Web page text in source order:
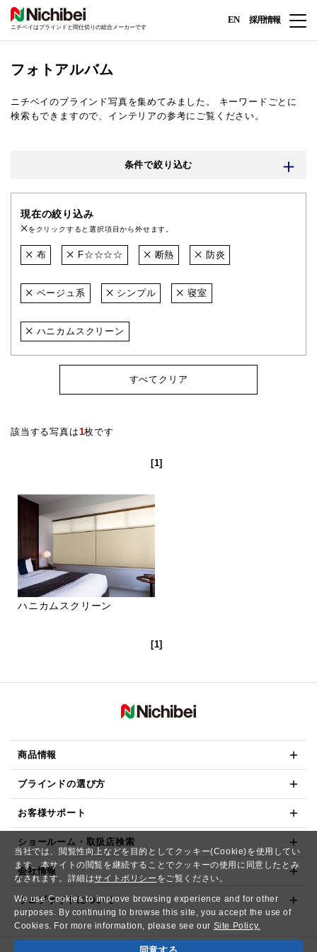
当社では、閲覧性向上などを目的としてクッキー(Cookie)を使用してい
ます。本サイトの閲覧を継続することでクッキーの使用に同意したとみ
なされます。詳細はサイトポリシー をご覧ください。
We use Cookies to improve browsing experience and for other
purposes. By continuing to browse this site, you accept the use of
Cookies. For more information, please see our Site Policy.
ニチベイはブラインドと間仕切りの総合メーカーです
EN 採用情報
フォトアルバム
ニチベイのブラインド写真を集めてみました。
キーワードごとに
検索もできますので、インテリアの参考にご覧ください。
条件で絞り込む
現在の絞り込み
をクリックすると選択項目から外せます。
布 F☆☆☆☆ 断熱 防炎
ベージュ系 シンプル 寝室
ハニカムスクリーン
すべてクリア
該当する写真は1枚です
[1]
ハニカムスクリーン
[1]
商品情報
ブラインドの選び方
お客様サポート
ショールーム・取扱店検索
会社情報
ウェブサイトについて